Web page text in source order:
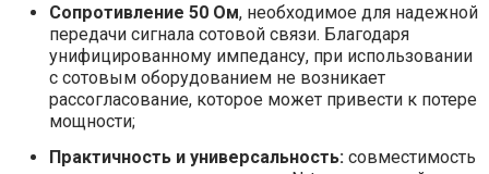
Сопротивление 50 Ом, необходимое для надежной
передачи сигнала сотовой связи. Благодаря
унифицированному импедансу, при использовании
с сотовым оборудованием не возникает
рассогласование, которое может привести к потере
мощности;
Практичность и универсальность:совместимость